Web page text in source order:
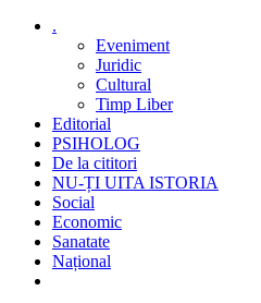
.
Eveniment
Juridic
Cultural
Timp Liber
Editorial
PSIHOLOG
De la cititori
NU-ȚI UITA ISTORIA
Social
Economic
Sanatate
Național